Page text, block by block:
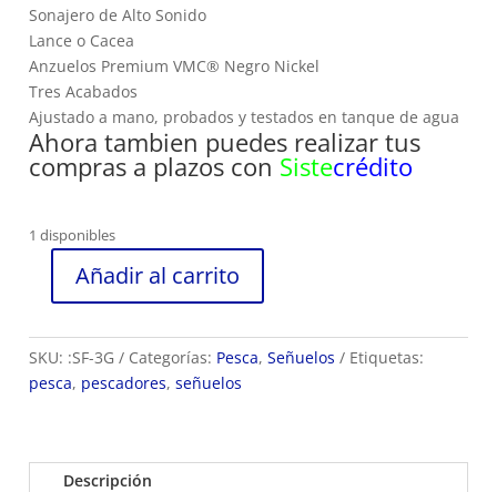
Sonajero de Alto Sonido
Lance o Cacea
Anzuelos Premium VMC® Negro Nickel
Tres Acabados
Ajustado a mano, probados y testados en tanque de agua
Ahora tambien puedes realizar tus
compras a plazos con Sistecrédito
1 disponibles
pesca
rapala
19
sf-
Añadir al carrito
SKU: :SF-3G Categorías: Pesca, Señuelos
Etiquetas:
pesca, pescadores, señuelos
Descripción